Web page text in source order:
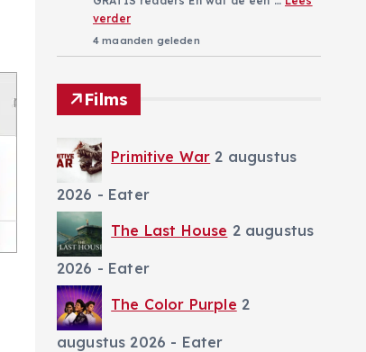
verder
4 maanden geleden
Films
Primitive War 2 augustus
2026 - Eater
The Last House 2 augustus
2026 - Eater
The Color Purple 2
augustus 2026 - Eater